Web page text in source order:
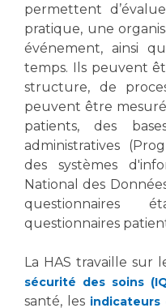
Médecine
Maladies rares
Maternité Hôpital
Vos
La Commission Des
Les Comités Locaux
Centres de référence
Plateforme d'Expertise
Presse /
Communiqués de
Dossiers de presse
Médiathèque
Rôles et missions
permettent
pratique, une
événement, ainsi
temps. Ils peuvent
structure, de
peuvent être
patients, des
administratives
des systèmes
National des
questionnaires
questionnaires
La HAS travaille sur
sécurité des soins
santé, les indicateurs